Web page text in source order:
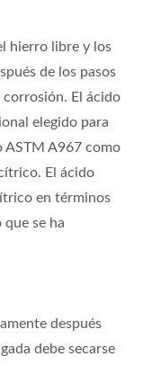
hierro libre y los
de los pasos
El ácido
elegido para
ASTM A967 como
El ácido
en términos
se ha
después
debe secarse